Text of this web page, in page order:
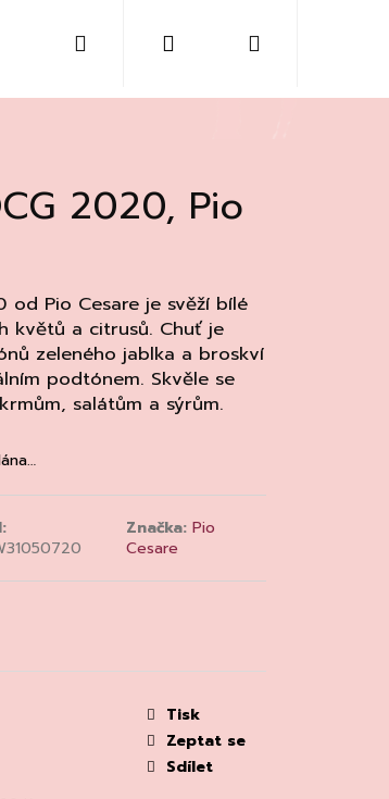
Sklo Doplňky Kontakt
Přihlášení
2020, Pio
od Pio Cesare je svěží bílé
květů a citrusů. Chuť je
zeleného jablka a broskví
podtónem. Skvěle se
salátům a sýrům.
Značka:Pio
Cesare
Tisk
Zeptat se
Sdílet